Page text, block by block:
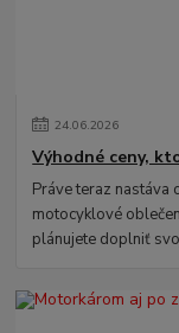
24.06.2026
Výhodné ceny,
Práve teraz nastáva
motocyklové
plánujete doplniť